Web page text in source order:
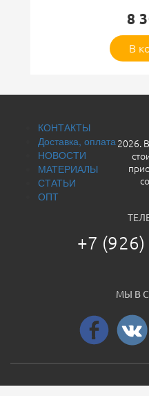
8
В
КОНТАКТЫ
Доставка, оплата
НОВОСТИ
МАТЕРИАЛЫ
СТАТЬИ
ОПТ
+7
МЫ В
2026.